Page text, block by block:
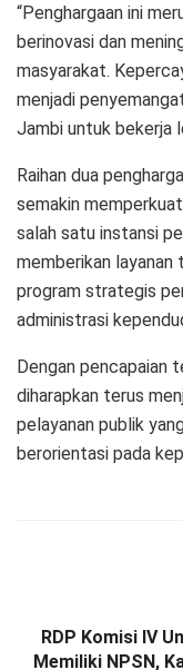
“Penghargaan ini
berinovasi dan
masyarakat.
menjadi
Jambi untuk bekerja
Raihan dua
semakin
salah satu instansi
memberikan layanan
program strategis
administrasi
Dengan pencapaian
diharapkan terus
pelayanan publik
berorientasi pada
RDP Komisi IV
Memiliki NPSN,